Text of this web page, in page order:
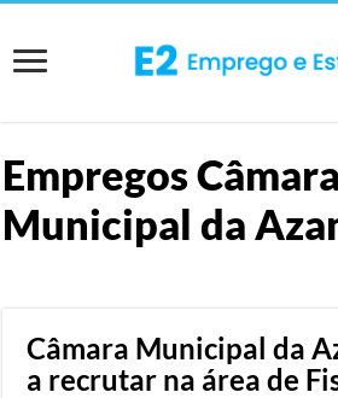
EmpregosCâmara
Municipal da
Câmara Municipal da
a recrutar na área de